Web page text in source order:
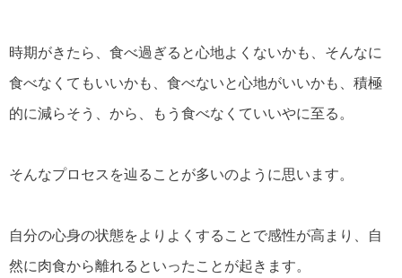
時期がきたら、食べ過ぎると心地よくないかも、そんなに
食べなくてもいいかも、食べないと心地がいいかも、積極
的に減らそう、から、もう食べなくていいやに至る。
そんなプロセスを辿ることが多いのように思います。
自分の心身の状態をよりよくすることで感性が高まり、自
然に肉食から離れるといったことが起きます。